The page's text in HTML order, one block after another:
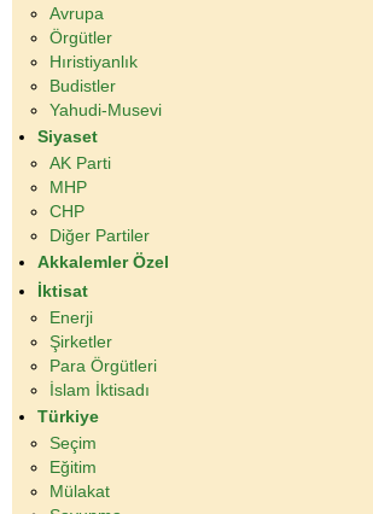
Avrupa
Örgütler
Hıristiyanlık
Budistler
Yahudi-Musevi
Siyaset
AK Parti
MHP
CHP
Diğer Partiler
Akkalemler Özel
İktisat
Enerji
Şirketler
Para Örgütleri
İslam İktisadı
Türkiye
Seçim
Eğitim
Mülakat